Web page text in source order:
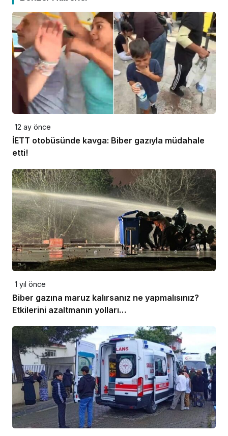
12 ay önce
İETT otobüsünde kavga: Biber gazıyla müdahale
etti!
1 yıl önce
Biber gazına maruz kalırsanız ne yapmalısınız?
Etkilerini azaltmanın yolları…